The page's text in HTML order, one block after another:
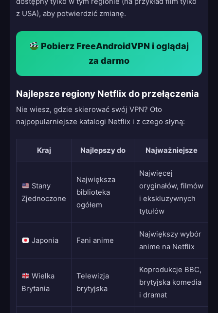
z USA), aby potwierdzić zmianę.
Pobierz FreeAndroidVPN i oglądaj
za darmo
Najlepsze regiony Netflix do przełączenia
Nie wiesz, gdzie skierować swój VPN? Oto
najpopularniejsze katalogi Netflix i z czego słyną:
Kraj Najlepszy do Najważniejsze
Stany
Zjednoczone
Największa
biblioteka
ogółem
Najwięcej
oryginałów, filmów
i ekskluzywnych
tytułów
Japonia Fani anime
Największy wybór
anime na Netflix
Wielka
Brytania
Telewizja
brytyjska
Koprodukcje BBC,
brytyjska komedia
i dramat